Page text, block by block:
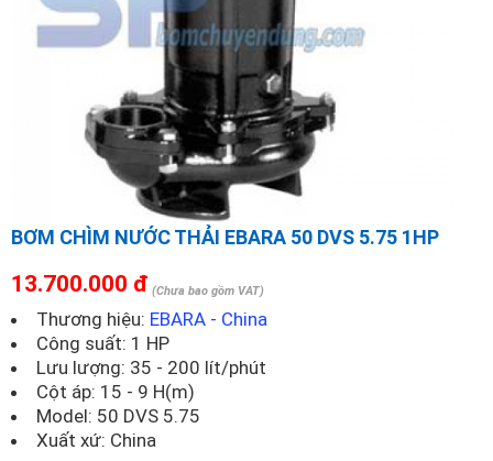
BƠM CHÌM NƯỚC THẢI EBARA 50 DVS 5.75 1HP
13.700.000 đ (Chưa bao gồm VAT)
Thương hiệu: EBARA - China
Công suất: 1 HP
Lưu lượng: 35 - 200 lít/phút
Cột áp: 15 - 9 H(m)
Model: 50 DVS 5.75
Xuất xứ: China